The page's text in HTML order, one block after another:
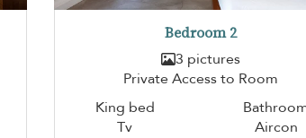
Bedroom 2
3 pictures
Private Access to Room
King bed
Tv
Aircon